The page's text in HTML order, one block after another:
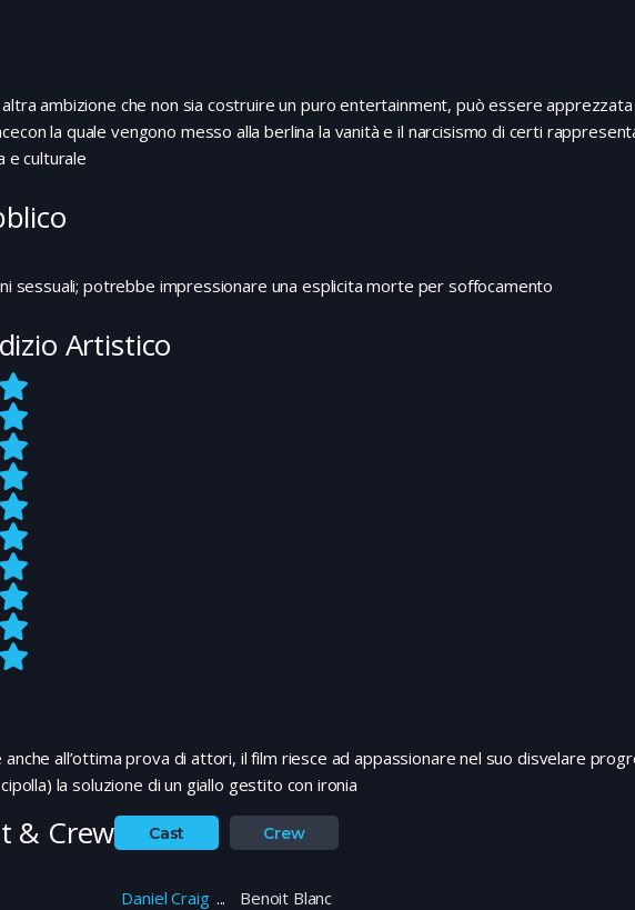
altra ambizione che non sia costruire un puro entertainment, può essere
la quale vengono messo alla berlina la vanità e il narcisismo di certi
e culturale
sessuali; potrebbe impressionare una esplicita morte per soffocamento
Artistico
anche all’ottima prova di attori, il film riesce ad appassionare nel suo disvelare
la soluzione di un giallo gestito con ironia
& Crew Cast Crew
Daniel Craig
Benoit Blanc